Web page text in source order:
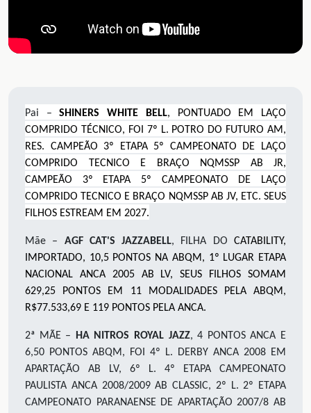
Pai –SHINERS WHITE BELL, PONTUADO EM LAÇO
COMPRIDO TÉCNICO, FOI 7º L. POTRO DO FUTURO AM,
RES. CAMPEÃO 3º ETAPA 5º CAMPEONATO DE LAÇO
COMPRIDO TECNICO E BRAÇO NQMSSP AB JR,
CAMPEÃO 3º ETAPA 5º CAMPEONATO DE LAÇO
COMPRIDO TECNICO E BRAÇO NQMSSP AB JV, ETC. SEUS
FILHOS ESTREAM EM 2027.
Mãe – AGF CAT'S JAZZABELL, FILHA DOCATABILITY,
IMPORTADO, 10,5 PONTOS NA ABQM, 1º LUGAR ETAPA
NACIONAL ANCA 2005 AB LV, SEUS FILHOS SOMAM
629,25 PONTOS EM 11 MODALIDADES PELA ABQM,
R$77.533,69 E 119 PONTOS PELA ANCA.
2ª MÃE – HA NITROS ROYAL JAZZ, 4 PONTOS ANCA E
6,50 PONTOS ABQM, FOI 4º L. DERBY ANCA 2008 EM
APARTAÇÃO AB LV, 6º L. 4º ETAPA CAMPEONATO
PAULISTA ANCA 2008/2009 AB CLASSIC, 2º L. 2º ETAPA
CAMPEONATO PARANAENSE DE APARTAÇÃO 2007/8 AB